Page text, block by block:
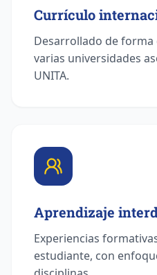
Currículo
Desarrollado de
varias universidades
UNITA.
Aprendizaje
Experiencias
estudiante, con